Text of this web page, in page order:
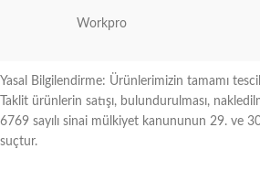
Workpro
Yasal Bilgilendirme: Ürünlerimizin tamamı
Taklit ürünlerin satışı, bulundurulması,
6769 sayılı sinai mülkiyet kanununun 29. ve
suçtur.